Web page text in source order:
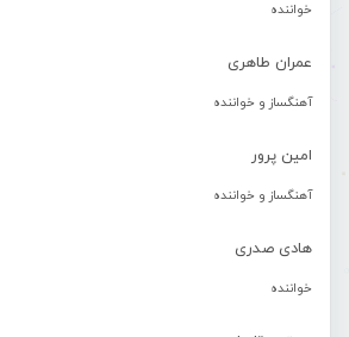
خواننده
عمران طاهری
آهنگساز و خواننده
امین پرور
آهنگساز و خواننده
هادی صدری
خواننده